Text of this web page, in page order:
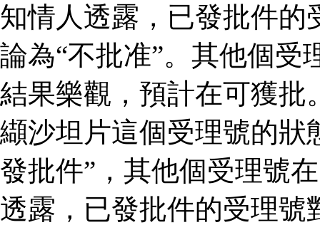
知情人透露，已發批件的
論為“不批准”。其他個受
結果樂觀，預計在可獲批
纈沙坦片這個受理號的狀
發批件”，其他個受理號
透露，已發批件的受理號